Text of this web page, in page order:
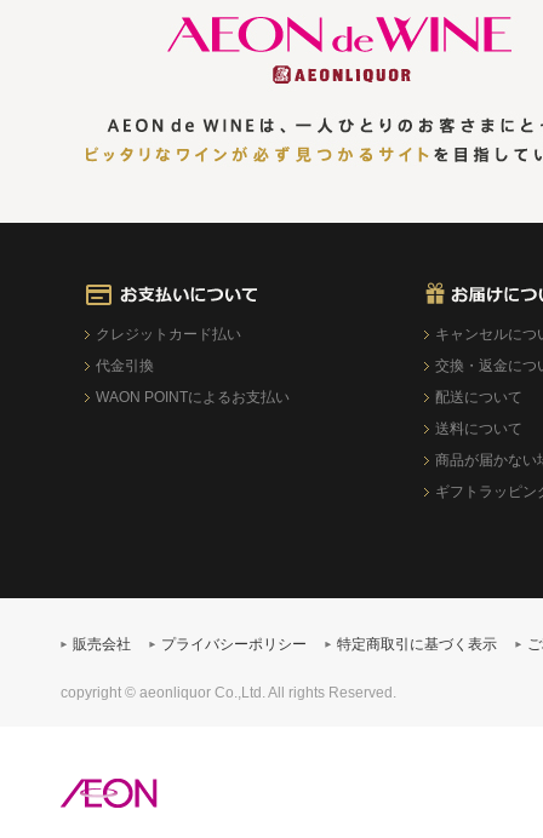
クレジットカード払い
代金引換
WAON POINTによるお支払い
キャンセルにつ
交換・返金につ
配送について
送料について
商品が届かない
ギフトラッピン
販売会社 プライバシーポリシー 特定商取引に基づく表示
copyright © aeonliquor Co.,Ltd. All rights Reserved.